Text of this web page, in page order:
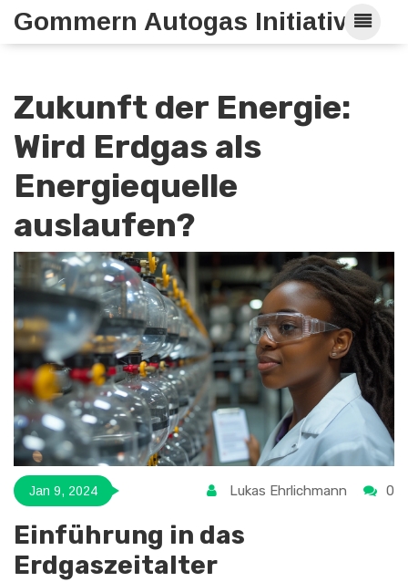
Gommern Autogas Initiative
Zukunft der Energie:
Wird Erdgas als
Energiequelle
auslaufen?
Jan 9, 2024 Lukas Ehrlichmann 0
Einführung in das
Erdgaszeitalter